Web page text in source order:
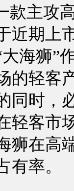
款主攻
近期上
大海狮”
的轻客
同时，
轻客市
狮在高
有率。